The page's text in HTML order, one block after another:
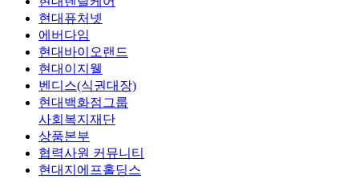
현대퓨처넷
에버다임
현대바이오랜드
현대이지웰
벤디스(식권대장)
현대백화점그룹
사회복지재단
상품본부
협력사원 커뮤니티
현대지에프홀딩스